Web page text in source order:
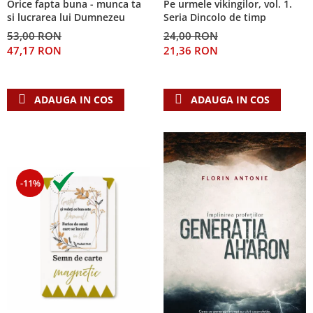
Despre afaceri
Dezvoltare personala
Leadership
Mediu
Orice fapta buna - munca ta
si lucrarea lui Dumnezeu
53,00 RON
47,17 RON
ADAUGA IN COS
Pe urmele vikingilor, vol. 1.
Seria Dincolo de timp
24,00 RON
21,36 RON
ADAUGA IN COS
-11%